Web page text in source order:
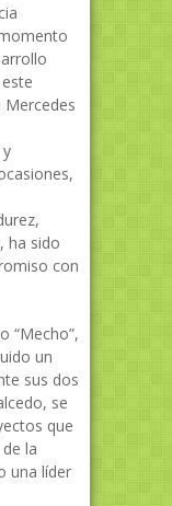
Mercedes
ha sido
con
“Mecho”,
un
sus dos
se
que
la
una líder